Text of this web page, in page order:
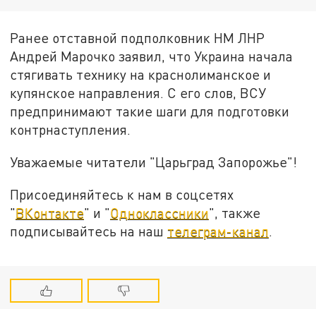
Ранее отставной подполковник НМ ЛНР
Андрей Марочко заявил, что Украина начала
стягивать технику на краснолиманское и
купянское направления. С его слов, ВСУ
предпринимают такие шаги для подготовки
контрнаступления.
Уважаемые читатели "Царьград Запорожье"!
Присоединяйтесь к нам в соцсетях
"ВКонтакте" и "Одноклассники", также
подписывайтесь на наш телеграм-канал.